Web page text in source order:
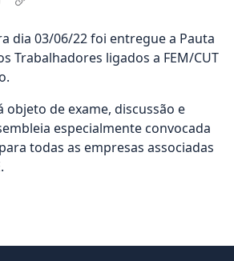
dia 03/06/22 foi entregue a Pauta
Trabalhadores ligados a FEM/CUT
objeto de exame, discussão e
especialmente convocada
todas as empresas associadas